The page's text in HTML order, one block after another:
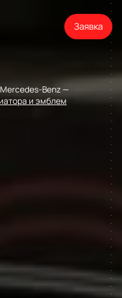
Заявка
Mercedes-Benz
и эмблем